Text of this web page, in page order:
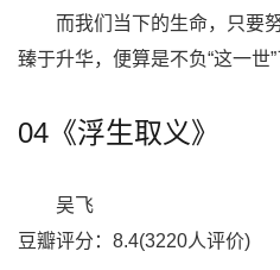
而我们当下的生命，只要
臻于升华，便算是不负“这一世”
04《浮生取义》
吴飞
豆瓣评分：8.4(3220人评价)